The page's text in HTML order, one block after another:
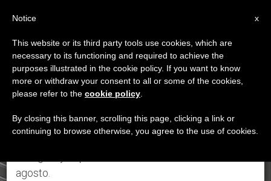
DÍA
Mayo 1st, 2016
ÚLTIMAS NOTICIAS
×
Aviso importante
Del 27 de julio al 7 de agosto haremos la pausa
anual, aprovechando que en el periodo de verano
se generan menos informaciones y también el
agosto.
x
Notice
This website or its third party tools use cookies, which are
necessary to its functioning and required to achieve the
purposes illustrated in the cookie policy. If you want to know
more or withdraw your consent to all or some of the cookies,
please refer to the cookie policy
By closing this banner, scrolling this page, clicking a link or
continuing to browse otherwise, you agree to the use of cookies.